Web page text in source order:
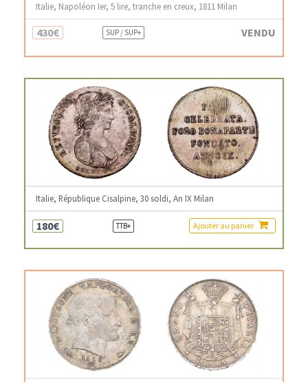
Italie, Napoléon Ier, 5 lire, tranche en creux, 1811 Milan
430€ SUP / SUP+ VENDU
Italie, République Cisalpine, 30 soldi, An IX Milan
180€ TTB+ Ajouter au panier